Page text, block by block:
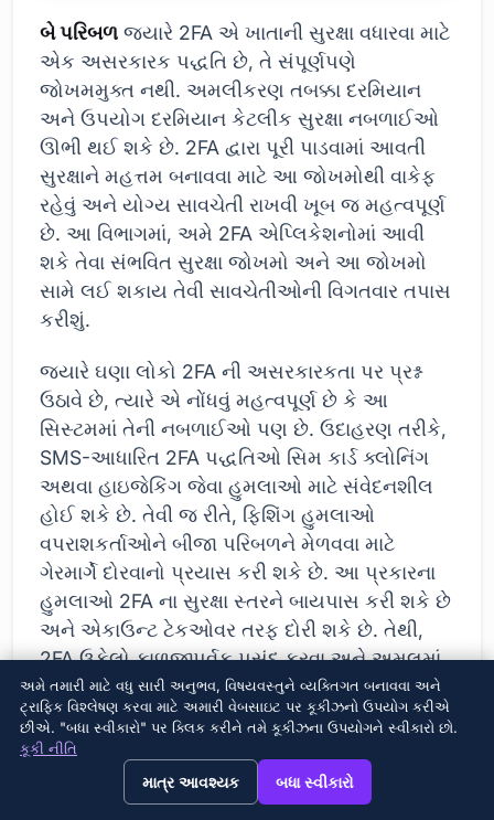
View this page in English?
બે પરિબળ જ્યારે 2FA એ ખાતાની સુરક્ષા વધારવા માટે
એક અસરકારક પદ્ધતિ છે, તે સંપૂર્ણપણે
જોખમમુક્ત નથી. અમલીકરણ તબક્કા દરમિયાન
અને ઉપયોગ દરમિયાન કેટલીક સુરક્ષા નબળાઈઓ
ઊભી થઈ શકે છે. 2FA દ્વારા પૂરી પાડવામાં આવતી
સુરક્ષાને મહત્તમ બનાવવા માટે આ જોખમોથી વાકેફ
રહેવું અને યોગ્ય સાવચેતી રાખવી ખૂબ જ મહત્વપૂર્ણ
છે. આ વિભાગમાં, અમે 2FA એપ્લિકેશનોમાં આવી
શકે તેવા સંભવિત સુરક્ષા જોખમો અને આ જોખમો
સામે લઈ શકાય તેવી સાવચેતીઓની વિગતવાર તપાસ
કરીશું.
જ્યારે ઘણા લોકો 2FA ની અસરકારકતા પર પ્રશ્ન
ઉઠાવે છે, ત્યારે એ નોંધવું મહત્વપૂર્ણ છે કે આ
સિસ્ટમમાં તેની નબળાઈઓ પણ છે. ઉદાહરણ તરીકે,
SMS-આધારિત 2FA પદ્ધતિઓ સિમ કાર્ડ ક્લોનિંગ
અથવા હાઇજેકિંગ જેવા હુમલાઓ માટે સંવેદનશીલ
હોઈ શકે છે. તેવી જ રીતે, ફિશિંગ હુમલાઓ
વપરાશકર્તાઓને બીજા પરિબળને મેળવવા માટે
ગેરમાર્ગે દોરવાનો પ્રયાસ કરી શકે છે. આ પ્રકારના
હુમલાઓ 2FA ના સુરક્ષા સ્તરને બાયપાસ કરી શકે છે
અને એકાઉન્ટ ટેકઓવર તરફ દોરી શકે છે. તેથી,
2FA ઉકેલો કાળજીપૂર્વક પસંદ કરવા અને અમલમાં
મૂકવા મહત્વપૂર્ણ છે.
સંભવિત સુરક્ષા જોખમો
સિમ કાર્ડ ક્લોનિંગ (સિમ સ્વેપિંગ)
અમે તમારી માટે વધુ સારી અનુભવ, વિષયવસ્તુને વ્યક્તિગત બનાવવા અને
ટ્રાફિક વિશ્લેષણ કરવા માટે અમારી વેબસાઇટ પર કૂકીઝનો ઉપયોગ કરીએ
છીએ. "બધા સ્વીકારો" પર ક્લિક કરીને તમે કૂકીઝના ઉપયોગને સ્વીકારો છો.
કૂકી નીતિ
માત્ર આવશ્યક બધા સ્વીકારો